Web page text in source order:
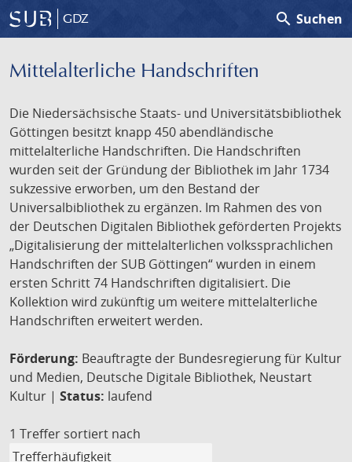
GDZ search Suchen
Mittelalterliche Handschriften
Die Niedersächsische Staats- und Universitätsbibliothek
Göttingen besitzt knapp 450 abendländische
mittelalterliche Handschriften. Die Handschriften
wurden seit der Gründung der Bibliothek im Jahr 1734
sukzessive erworben, um den Bestand der
Universalbibliothek zu ergänzen. Im Rahmen des von
der Deutschen Digitalen Bibliothek geförderten Projekts
„Digitalisierung der mittelalterlichen volkssprachlichen
Handschriften der SUB Göttingen“ wurden in einem
ersten Schritt 74 Handschriften digitalisiert. Die
Kollektion wird zukünftig um weitere mittelalterliche
Handschriften erweitert werden.
Förderung: Beauftragte der Bundesregierung für Kultur
und Medien, Deutsche Digitale Bibliothek, Neustart
Kultur | Status: laufend
1 Treffer sortiert nach